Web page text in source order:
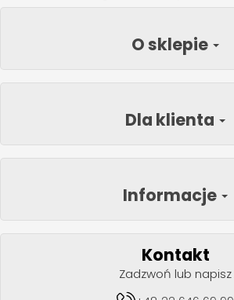
O sklepie
Dla klienta
Informacje
Kontakt
Zadzwoń lub napisz